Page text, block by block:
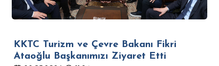
KKTC Turizm ve Çevre Bakanı Fikri
Ataoğlu Başkanımızı Ziyaret Etti